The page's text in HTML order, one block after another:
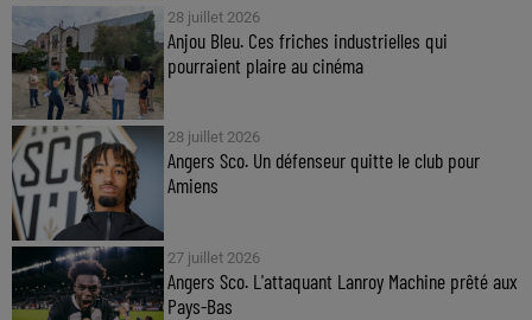
28 juillet 2026
Anjou Bleu. Ces friches industrielles qui
pourraient plaire au cinéma
28 juillet 2026
Angers Sco. Un défenseur quitte le club pour
Amiens
27 juillet 2026
Angers Sco. L'attaquant Lanroy Machine prêté aux
Pays-Bas